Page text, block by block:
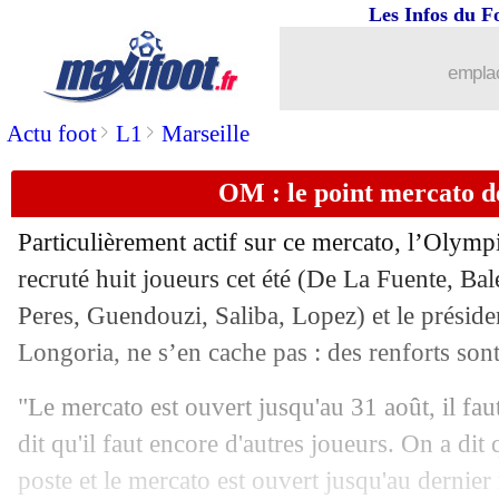
Actu foot> L1 > Marseille
Les Infos du
OM : le point mercato
Particulièrement actif sur ce mercato,
recruté huit joueurs cet été (De La Fuente,
Peres, Guendouzi, Saliba, Lopez) et le
Longoria, ne s’en cache pas : des renforts
"Le mercato est ouvert jusqu'au 31 août, il
dit qu'il faut encore d'autres joueurs. On a dit
poste et le mercato est ouvert jusqu'au
: Rongier se prononce sur son
01/08 Krasnodar: Krychowiak arrive
01/08 Canet: un investisseur australien
01/08 Celtic: Ntcham a résilié (officiel)
01/08 Aston Villa : un gros contrat pour
01/08 Nice: Galtier attend des joueurs
01/08 Ukraine : Shevchenko s'en va